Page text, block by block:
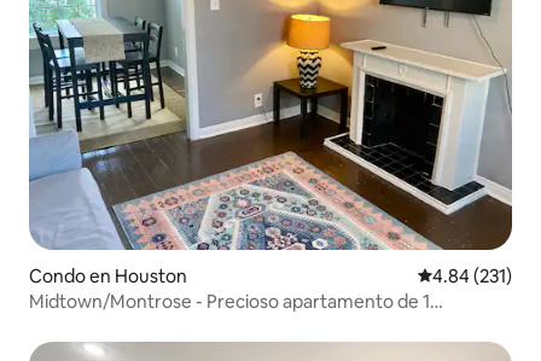
Condo en Houston Calificación
4.84 (231)
Midtown/Montrose - Precioso apartamento de 1